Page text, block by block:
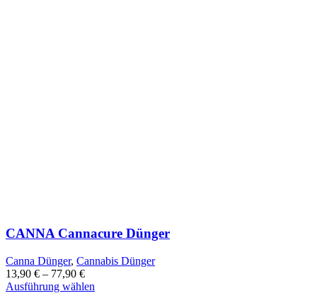
CANNA Cannacure Dünger
Canna Dünger, Cannabis Dünger
13,90 € – 77,90 €
Ausführung wählen